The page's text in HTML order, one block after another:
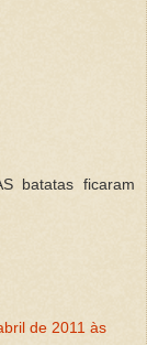
batatas ficaram
de 2011 às